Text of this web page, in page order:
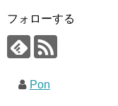
フォローする
Pon